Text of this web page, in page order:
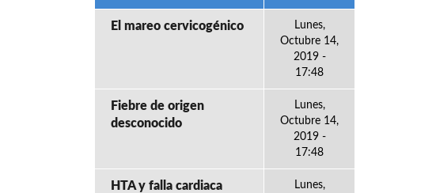
El mareo cervicogénico
Lunes,
Octubre 14,
2019 -
17:48
Fiebre de origen
desconocido
Lunes,
Octubre 14,
2019 -
17:48
HTA y falla cardiaca
Lunes,